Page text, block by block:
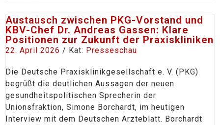
Austausch zwischen PKG-Vorstand und
KBV-Chef Dr. Andreas Gassen: Klare
Positionen zur Zukunft der Praxiskliniken
22. April 2026 / Kat: Presseschau
Die Deutsche Praxisklinikgesellschaft e. V. (PKG)
begrüßt die deutlichen Aussagen der neuen
gesundheitspolitischen Sprecherin der
Unionsfraktion, Simone Borchardt, im heutigen
Interview mit dem Deutschen Ärzteblatt. Borchardt